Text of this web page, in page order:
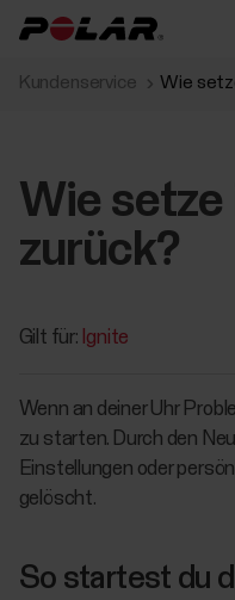
Kundenservice Wie
Wie setze
zurück?
Gilt für: Ignite
Wenn an deiner Uhr
zu starten. Durch den
Einstellungen oder
gelöscht.
So startest du